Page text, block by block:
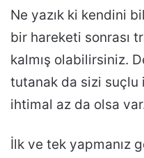
Ne yazık ki kendini
bir hareketi sonrası
kalmış olabilirsiniz.
tutanak da sizi suçlu
ihtimal az da olsa
İlk ve tek yapmanız